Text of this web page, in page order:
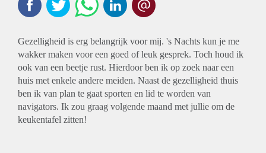
Gezelligheid is erg belangrijk voor mij. 's Nachts kun je me
wakker maken voor een goed of leuk gesprek. Toch houd ik
ook van een beetje rust. Hierdoor ben ik op zoek naar een
huis met enkele andere meiden. Naast de gezelligheid thuis
ben ik van plan te gaat sporten en lid te worden van
navigators. Ik zou graag volgende maand met jullie om de
keukentafel zitten!